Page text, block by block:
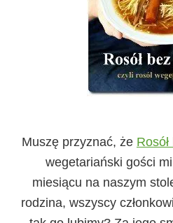
Muszę przyznać, że
wegetariański gości
miesiącu na naszym
rodzina, wszyscy